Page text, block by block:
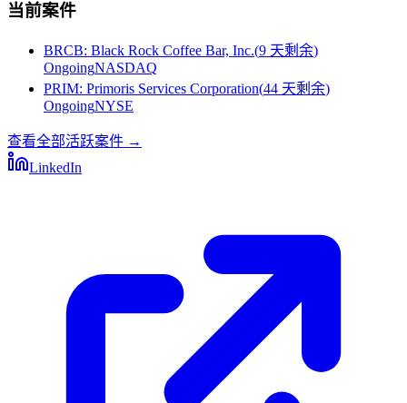
当前案件
BRCB: Black Rock Coffee Bar, Inc.(9 天剩余)
OngoingNASDAQ
PRIM: Primoris Services Corporation(44 天剩余)
OngoingNYSE
查看全部活跃案件 →
LinkedIn